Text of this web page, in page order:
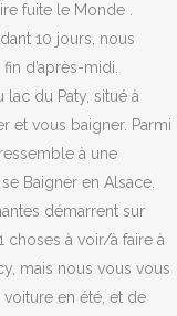
fuite le Monde .
10 jours, nous
d’après-midi.
lac du Paty, situé à
et vous baigner. Parmi
à une
Baigner en Alsace.
démarrent sur
choses à voir/à faire à
mais nous vous vous
en été, et de